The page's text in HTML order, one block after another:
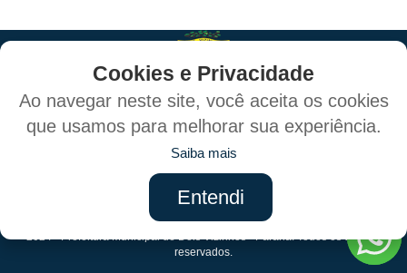
Política de Privacidade e Proteção de Dados
Criado por:
reservados.
Cookies e Privacidade
Ao navegar neste site, você aceita os cookies
que usamos para melhorar sua experiência.
Saiba mais
Entendi